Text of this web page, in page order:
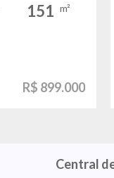
151 m²
R$ 899.000
Central